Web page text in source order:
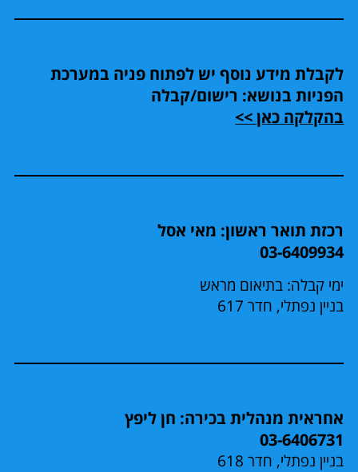
לקבלת מידע נוסף יש לפתוח פניה במערכת
הפניות בנושא: רישום/קבלה
בהקלקה כאן >>
רכזת תואר ראשון: מאי אסל
03-6409934
ימי קבלה: בתיאום מראש
בניין נפתלי, חדר 617
אחראית מנהלית בכירה: חן ליפץ
03-6406731
בניין נפתלי, חדר 618